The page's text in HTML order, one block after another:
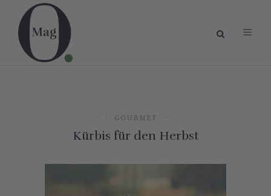
GOURMET
Kürbis für den Herbst